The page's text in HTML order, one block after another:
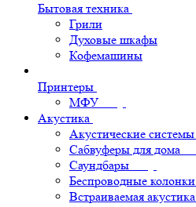
Бытовая техника
Грили
Духовые шкафы
Кофемашины
Принтеры
МФУ
Акустика
Акустические системы
Сабвуферы для дома
Саундбары
Беспроводные колонки
Встраиваемая акустика